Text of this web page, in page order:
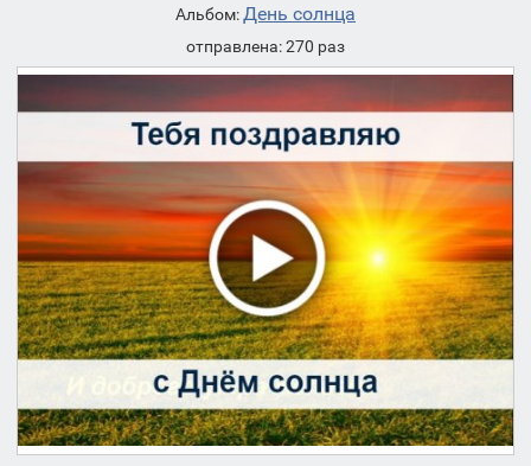
Альбом:День солнца
отправлена: 270 раз